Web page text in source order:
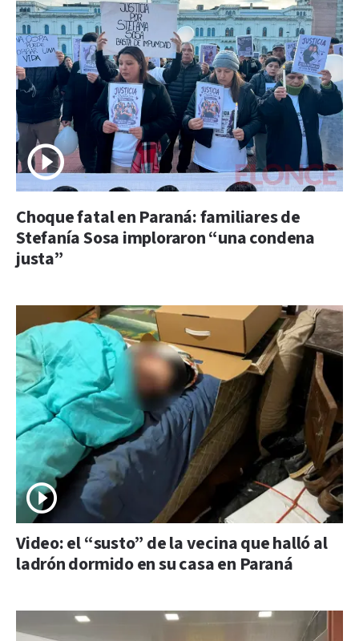
Choque fatal en Paraná: familiares de
Stefanía Sosa imploraron “una condena
justa”
Video: el “susto” de la vecina que halló al
ladrón dormido en su casa en Paraná